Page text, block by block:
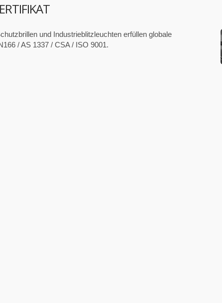
und Industrieblitzleuchten erfüllen globale
/ AS 1337 / CSA / ISO 9001.